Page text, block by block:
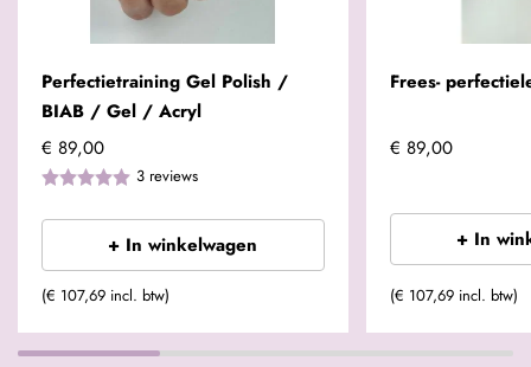
Perfectietraining Gel Polish /
BIAB / Gel / Acryl
€ 89,00
3 reviews
+ In winkelwagen
(€ 107,69 incl. btw)
Frees-
€ 89,00
+ In
(€ 107,69 incl. btw)